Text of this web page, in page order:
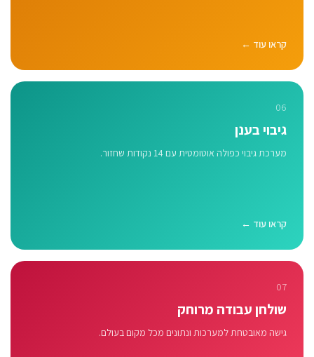
קראו עוד ←
06
גיבוי בענן
מערכת גיבוי כפולה אוטומטית עם 14 נקודות שחזור.
קראו עוד ←
07
שולחן עבודה מרוחק
גישה מאובטחת למערכות ונתונים מכל מקום בעולם.